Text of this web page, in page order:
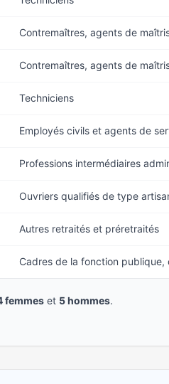
Contremaîtres, agents de
Contremaîtres, agents de
Techniciens
Employés civils et agents de
Professions intermédiaires
Ouvriers qualifiés de type
Autres retraités et préretraités
Cadres de la fonction publique,
femmes et 5 hommes.